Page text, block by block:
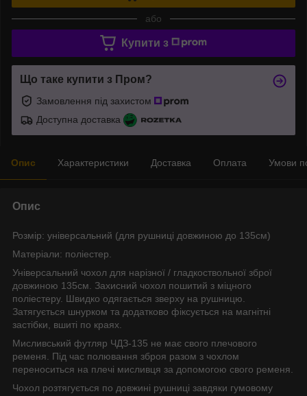
або
Купити з
Що таке купити з Пром?
Замовлення під захистом
Доступна доставка
Опис Характеристики Доставка Оплата Умови
Опис
Розмір: універсальний (для рушниці довжиною до 135см)
Матеріали: поліестер.
Універсальний чохол для нарізної / гладкоствольної зброї
довжиною 135см. Захисний чохол пошитий з міцного
поліестеру. Швидко одягається зверху на рушницю.
Затягується шнурком та додатково фіксується на магнітні
застібки, вшиті по краях.
Мисливський футляр ЧДЗ-135 не має свого плечового
ременя. Під час полювання зброя разом з чохлом
переноситься на плечі мисливця за допомогою свого ременя.
Чохол розтягується по довжині рушниці завдяки гумовому